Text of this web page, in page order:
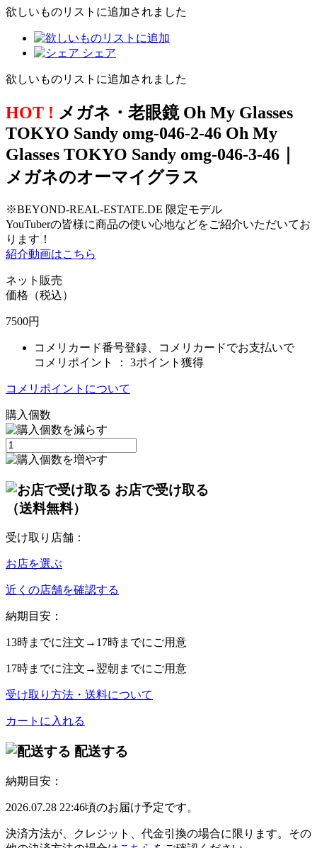
欲しいものリストに追加されました
シェア
欲しいものリストに追加されました
HOT ! メガネ・老眼鏡 Oh My Glasses
TOKYO Sandy omg-046-2-46 Oh My
Glasses TOKYO Sandy omg-046-3-46｜
メガネのオーマイグラス
※BEYOND-REAL-ESTATE.DE 限定モデル
YouTuberの皆様に商品の使い心地などをご紹介いただいてお
ります！
紹介動画はこちら
ネット販売
価格（税込）
7500円
コメリカード番号登録、コメリカードでお支払いで
コメリポイント ： 3ポイント獲得
コメリポイントについて
購入個数
お店で受け取る
（送料無料）
受け取り店舗：
お店を選ぶ
近くの店舗を確認する
納期目安：
13時までに注文→ 17時までにご用意
17時までに注文→ 翌朝 までにご用意
受け取り方法・送料について
カートに入れる
配送する
納期目安：
2026.07.28 22:46頃のお届け予定です。
決済方法が、クレジット、代金引換の場合に限ります。その